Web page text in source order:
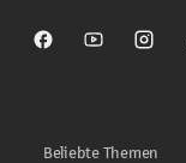
Sparkasse auf
Sparkasse
Beliebte Themen